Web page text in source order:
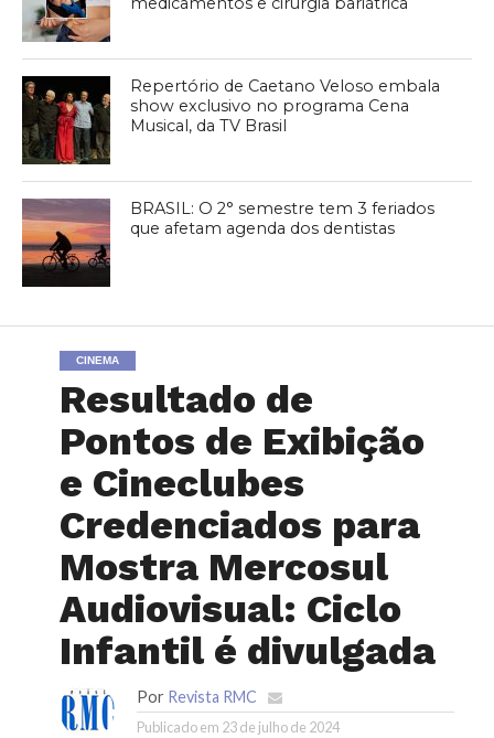
Repertório de Caetano Veloso embala
show exclusivo no programa Cena
Musical, da TV Brasil
BRASIL: O 2° semestre tem 3 feriados
que afetam agenda dos dentistas
CINEMA
Resultado de
Pontos de Exibição
e Cineclubes
Credenciados para
Mostra Mercosul
Audiovisual: Ciclo
Infantil é divulgada
Por Revista RMC
Publicado em 23 de julho de 2024